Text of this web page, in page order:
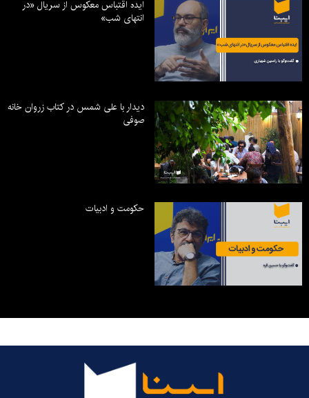
ایده اقتباس معکوس از سریال «در
انتهای شب»
دیدار با علی شمس در کتاب زروان خانه
صوفی
حکومت و ادبیات